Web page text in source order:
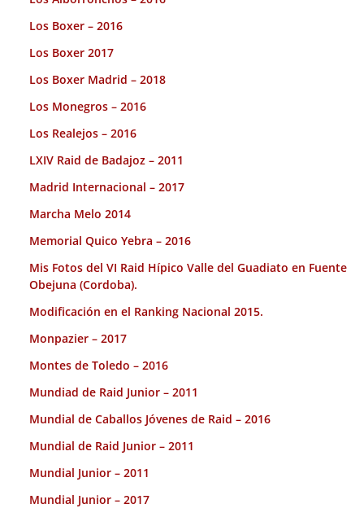
Los Boxer – 2016
Los Boxer 2017
Los Boxer Madrid – 2018
Los Monegros – 2016
Los Realejos – 2016
LXIV Raid de Badajoz – 2011
Madrid Internacional – 2017
Marcha Melo 2014
Memorial Quico Yebra – 2016
Mis Fotos del VI Raid Hípico Valle del Guadiato en Fuente
Obejuna (Cordoba).
Modificación en el Ranking Nacional 2015.
Monpazier – 2017
Montes de Toledo – 2016
Mundiad de Raid Junior – 2011
Mundial de Caballos Jóvenes de Raid – 2016
Mundial de Raid Junior – 2011
Mundial Junior – 2011
Mundial Junior – 2017